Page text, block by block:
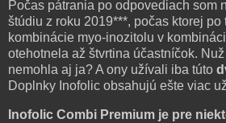
Počas pátrania po odpovediach som
štúdiu z roku 2019***, počas ktorej
kombinácie myo-inozitolu v
otehotnela až štvrtina účastníčok.
nemohla aj ja? A ony užívali iba túto
Doplnky Inofolic obsahujú ešte viac
Inofolic Combi Premium je pre